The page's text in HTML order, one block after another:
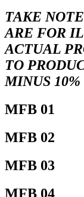
TAKE NOTE
ARE FOR
ACTUAL
TO
MINUS 10%
MFB 01
MFB 02
MFB 03
MFB 04